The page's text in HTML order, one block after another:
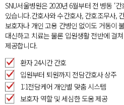
SNU서울병원은 2020년 6월부터 전 병동 ‘
있습니다.​ 간호사와 수간호사, 간호조무사,
보호자나 개인 고용 간병인 없이도 거동이
대신하고 치료는 물론 입원생활 전반에 걸
제공합니다.​
환자 24시간 간호
입원부터 퇴원까지 전담간호사 상주
1:1전담케어 개인별 맞춤 시스템​
보호자 역할 및 세심한 도움 제공​